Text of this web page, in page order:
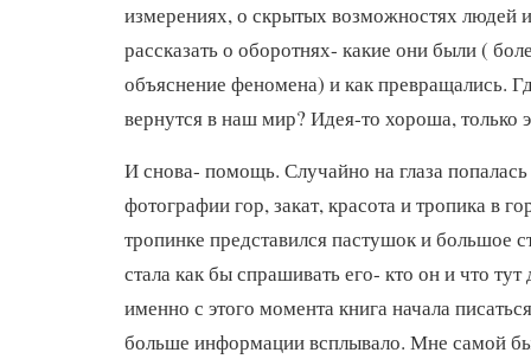
измерениях, о скрытых возможностях людей
рассказать о оборотнях- какие они были (
объяснение феномена) и как превращались.
вернутся в наш мир? Идея-то хороша, только
И снова- помощь. Случайно на глаза
фотографии гор, закат, красота и тропика в
тропинке представился пастушок и большое
стала как бы спрашивать его- кто он и что
именно с этого момента книга начала
больше информации всплывало. Мне самой